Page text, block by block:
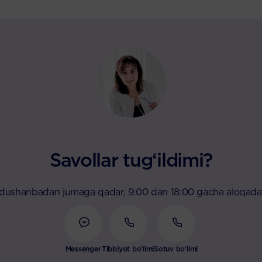
Savollar tug‘ildimi?
jumaga qadar, 9:00 dan 18:00 gacha
MessengerTibbiyot bo'limiSotuv bo‘limi